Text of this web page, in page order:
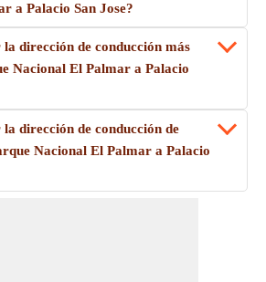
a Palacio San Jose?
dirección de conducción más
Nacional El Palmar a Palacio
dirección de conducción de
Nacional El Palmar a Palacio